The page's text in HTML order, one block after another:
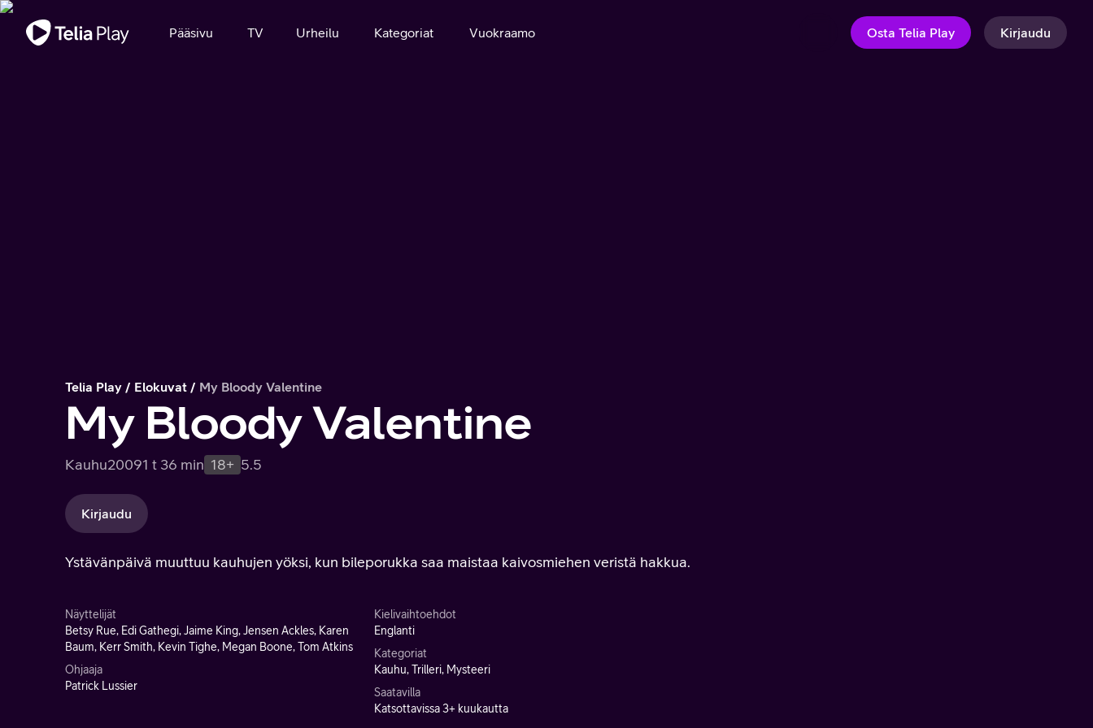
Tärkeä viesti
Pääsivu TV Urheilu Kategoriat Vuokraamo Osta Telia Play Kirjaudu
Telia Play Elokuvat My Bloody Valentine
My Bloody Valentine
Kauhu20091 t 36 min 18+ 5.5
Kirjaudu
Ystävänpäivä muuttuu kauhujen yöksi, kun bileporukka saa maistaa kaivosmiehen veristä hakkua.
Näyttelijät
Betsy Rue, Edi Gathegi, Jaime King, Jensen Ackles, Karen
Baum, Kerr Smith, Kevin Tighe, Megan Boone, Tom Atkins
Ohjaaja
Patrick Lussier
Kielivaihtoehdot
Englanti
Kategoriat
Kauhu, Trilleri, Mysteeri
Saatavilla
Katsottavissa 3+ kuukautta